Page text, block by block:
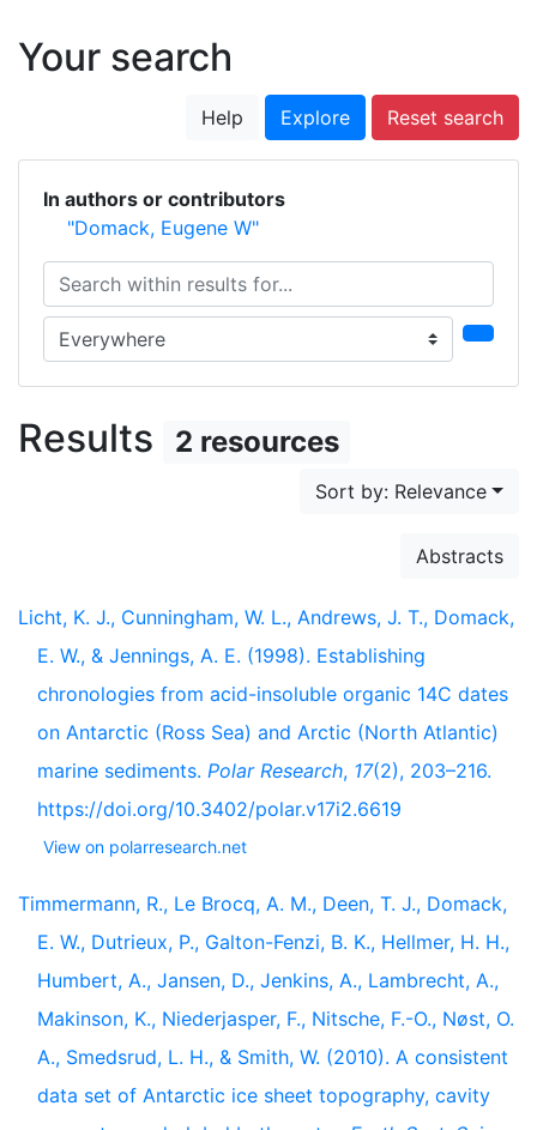
Your search
Help Explore Reset search
In authors or contributors
"Domack, Eugene W"
Search within results for...
Search in...
Results 2 resources
Sort by: Relevance
Abstracts
Licht, K. J., Cunningham, W. L., Andrews, J. T., Domack,
E. W., & Jennings, A. E. (1998). Establishing
chronologies from acid-insoluble organic 14C dates
on Antarctic (Ross Sea) and Arctic (North Atlantic)
marine sediments. Polar Research, 17(2), 203–216.
https://doi.org/10.3402/polar.v17i2.6619
View on polarresearch.net
Timmermann, R., Le Brocq, A. M., Deen, T. J., Domack,
E. W., Dutrieux, P., Galton-Fenzi, B. K., Hellmer, H. H.,
Humbert, A., Jansen, D., Jenkins, A., Lambrecht, A.,
Makinson, K., Niederjasper, F., Nitsche, F.-O., Nøst, O.
A., Smedsrud, L. H., & Smith, W. (2010). A consistent
data set of Antarctic ice sheet topography, cavity